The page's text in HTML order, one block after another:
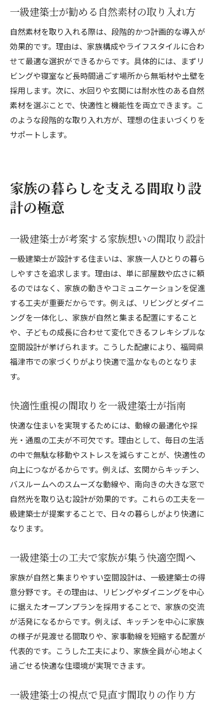
一級建築士が勧める自然素材の取り入れ方
自然素材を取り入れる際は、段階的かつ計画的な導入が
効果的です。理由は、家族構成やライフスタイルに合わ
せて最適な選択ができるからです。具体的には、まずリ
ビングや寝室など長時間過ごす場所から無垢材や土壁を
採用します。次に、水回りや玄関には耐水性のある自然
素材を選ぶことで、快適性と機能性を両立できます。こ
のような段階的な取り入れ方が、理想の住まいづくりを
サポートします。
家族の暮らしを支える間取り設
計の極意
一級建築士が考案する家族想いの間取り設計
一級建築士が設計する住まいは、家族一人ひとりの暮ら
しやすさを追求します。理由は、単に部屋数や広さに頼
るのではなく、家族の動きやコミュニケーションを促進
する工夫が重要だからです。例えば、リビングとダイニ
ングを一体化し、家族が自然と集まる配置にすること
や、子どもの成長に合わせて変化できるフレキシブルな
空間設計が挙げられます。こうした配慮により、福岡県
福津市での家づくりがより快適で温かなものとなりま
す。
快適性重視の間取りを一級建築士が指南
快適な住まいを実現するためには、動線の最適化や採
光・通風の工夫が不可欠です。理由として、毎日の生活
の中で無駄な移動やストレスを減らすことが、快適性の
向上につながるからです。例えば、玄関からキッチン、
バスルームへのスムーズな動線や、南向きの大きな窓で
自然光を取り込む設計が効果的です。これらの工夫を一
級建築士が提案することで、日々の暮らしがより快適に
なります。
一級建築士の工夫で家族が集う快適空間へ
家族が自然と集まりやすい空間設計は、一級建築士の得
意分野です。その理由は、リビングやダイニングを中心
に据えたオープンプランを採用することで、家族の交流
が活発になるからです。例えば、キッチンを中心に家族
の様子が見渡せる間取りや、家事動線を短縮する配置が
代表的です。こうした工夫により、家族全員が心地よく
過ごせる快適な住環境が実現できます。
一級建築士の視点で見直す間取りの作り方